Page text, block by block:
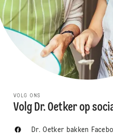
VOLG ONS
Volg Dr. Oetker op
Dr. Oetker bakken